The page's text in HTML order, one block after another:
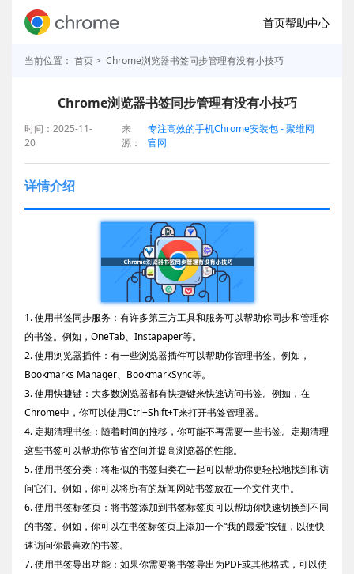
首页帮助中心
当前位置： 首页> Chrome浏览器书签同步管理有没有小技巧
Chrome浏览器书签同步管理有没有小技巧
时间：2025-11-
20
来
源：
专注高效的手机Chrome安装包 - 聚维网
官网
详情介绍
1. 使用书签同步服务：有许多第三方工具和服务可以帮助你同步和管理你
的书签。例如，OneTab、Instapaper等。
2. 使用浏览器插件：有一些浏览器插件可以帮助你管理书签。例如，
Bookmarks Manager、BookmarkSync等。
3. 使用快捷键：大多数浏览器都有快捷键来快速访问书签。例如，在
Chrome中，你可以使用Ctrl+Shift+T来打开书签管理器。
4. 定期清理书签：随着时间的推移，你可能不再需要一些书签。定期清理
这些书签可以帮助你节省空间并提高浏览器的性能。
5. 使用书签分类：将相似的书签归类在一起可以帮助你更轻松地找到和访
问它们。例如，你可以将所有的新闻网站书签放在一个文件夹中。
6. 使用书签标签页：将书签添加到书签标签页可以帮助你快速切换到不同
的书签。例如，你可以在书签标签页上添加一个“我的最爱”按钮，以便快
速访问你最喜欢的书签。
7. 使用书签导出功能：如果你需要将书签导出为PDF或其他格式，可以使